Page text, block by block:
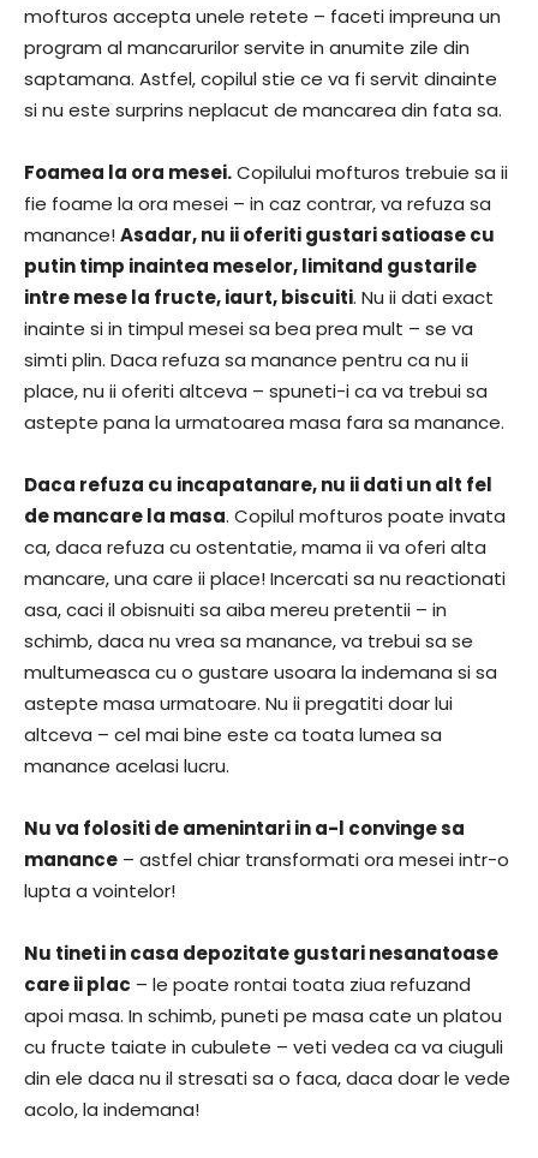
mofturos accepta unele retete – faceti impreuna un
program al mancarurilor servite in anumite zile din
saptamana. Astfel, copilul stie ce va fi servit dinainte
si nu este surprins neplacut de mancarea din fata sa.
Foamea la ora mesei.Copilului mofturos trebuie sa ii
fie foame la ora mesei – in caz contrar, va refuza sa
manance!Asadar, nu ii oferiti gustari satioase cu
putin timp inaintea meselor, limitand gustarile
intre mese la fructe, iaurt, biscuiti. Nu ii dati exact
inainte si in timpul mesei sa bea prea mult – se va
simti plin. Daca refuza sa manance pentru ca nu ii
place, nu ii oferiti altceva – spuneti-i ca va trebui sa
astepte pana la urmatoarea masa fara sa manance.
Daca refuza cu incapatanare, nu ii dati un alt fel
de mancare la masa. Copilul mofturos poate invata
ca, daca refuza cu ostentatie, mama ii va oferi alta
mancare, una care ii place! Incercati sa nu reactionati
asa, caci il obisnuiti sa aiba mereu pretentii – in
schimb, daca nu vrea sa manance, va trebui sa se
multumeasca cu o gustare usoara la indemana si sa
astepte masa urmatoare. Nu ii pregatiti doar lui
altceva – cel mai bine este ca toata lumea sa
manance acelasi lucru.
Nu va folositi de amenintari in a-l convinge sa
manance – astfel chiar transformati ora mesei intr-o
lupta a vointelor!
Nu tineti in casa depozitate gustari nesanatoase
care ii plac – le poate rontai toata ziua refuzand
apoi masa. In schimb, puneti pe masa cate un platou
cu fructe taiate in cubulete – veti vedea ca va ciuguli
din ele daca nu il stresati sa o faca, daca doar le vede
acolo, la indemana!